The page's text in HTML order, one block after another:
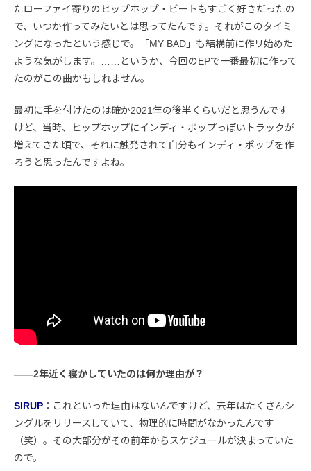
たローファイ寄りのヒップホップ・ビートもすごく好きだったの
で、いつか作ってみたいとは思ってたんです。それがこのタイミ
ングになったという感じで。「MY BAD」も結構前に作リ始めた
ような気がします。……というか、今回のEPで一番最初に作って
たのがこの曲かもしれません。
最初に手を付けたのは確か2021年の後半くらいだと思うんです
けど、当時、ヒップホップにインディ・ポップっぽいトラックが
増えてきた頃で、それに触発されて自分もインディ・ポップを作
ろうと思ったんですよね。
――2年近く寝かしていたのは何か理由が？
SIRUP ：これといった理由はないんですけど、去年はたくさんシ
ングルをリリースしていて、物理的に時間がなかったんです
（笑）。その大部分がその前年からスケジュールが決まっていた
ので。